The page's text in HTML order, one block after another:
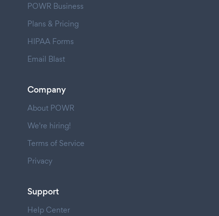
POWR Business
Plans & Pricing
HIPAA Forms
Email Blast
Company
About POWR
We're hiring!
Terms of Service
Privacy
Support
Help Center